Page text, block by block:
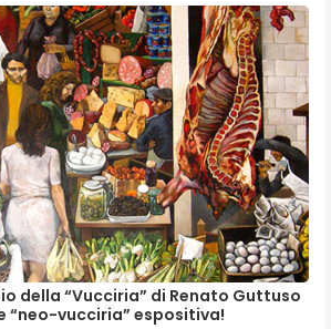
della “Vucciria” di Renato Guttuso
“neo-vucciria” espositiva!